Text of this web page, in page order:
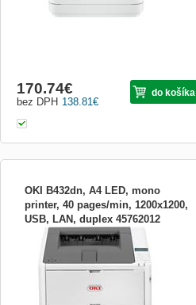
138.81€
bez DPH
170.74€ do košíka
OKI B432dn, A4 LED, mono
printer, 40 pages/min, 1200x1200,
USB, LAN, duplex 45762012
Pokud potřebujete černobílou tiskárnu,
která splní veškeré požadavky na vysoké
objemy tisku a zároveň potřebujete udržet
rozpočet na přijatelné úrovni, potom je
B432dn tou pravou tiskárnou pro vaši
kancelář. Byla navržena pro maximální
efektivnost a st...